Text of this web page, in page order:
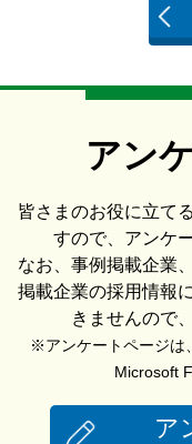
アン
皆さまのお役に立て
すので、アンケ
なお、事例掲載企業
掲載企業の採用情報
きませんので
※アンケートページは
Microsoft
ア